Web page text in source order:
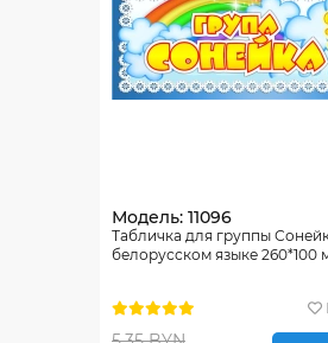
Модель: 11096
Табличка для группы
белорусском языке 260*100